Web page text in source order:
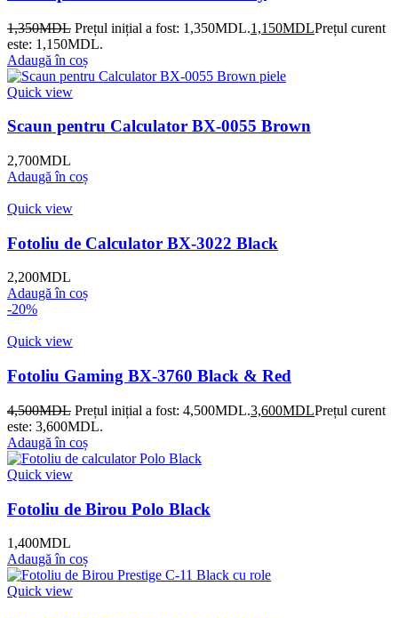
1,350MDL Prețul inițial a fost: 1,350MDL.1,150MDLPrețul curent
este: 1,150MDL.
Adaugă în coș
Quick view
Scaun pentru Calculator BX-0055 Brown
2,700MDL
Adaugă în coș
Quick view
Fotoliu de Calculator BX-3022 Black
2,200MDL
Adaugă în coș
-20%
Quick view
Fotoliu Gaming BX-3760 Black & Red
4,500MDL Prețul inițial a fost: 4,500MDL.3,600MDLPrețul curent
este: 3,600MDL.
Adaugă în coș
Quick view
Fotoliu de Birou Polo Black
1,400MDL
Adaugă în coș
Quick view